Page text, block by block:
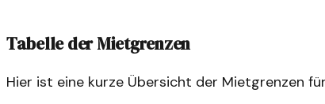
Tabelle der Mietgrenzen
Hier ist eine kurze Übersicht der Mietgrenzen